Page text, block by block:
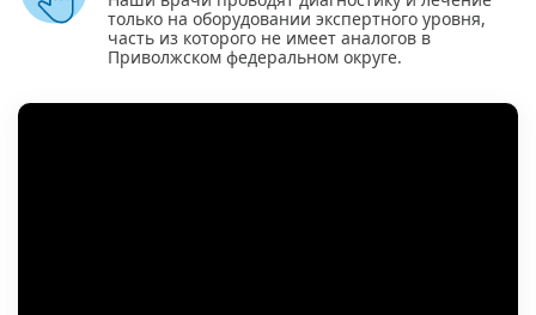
только на оборудовании экспертного уровня,
часть из которого не имеет аналогов в
Приволжском федеральном округе.